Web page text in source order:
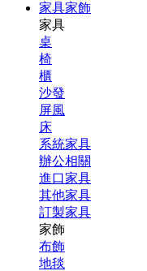
家具家飾
家具
桌
椅
櫃
沙發
屏風
床
系統家具
辦公相關
進口家具
其他家具
訂製家具
家飾
布飾
地毯